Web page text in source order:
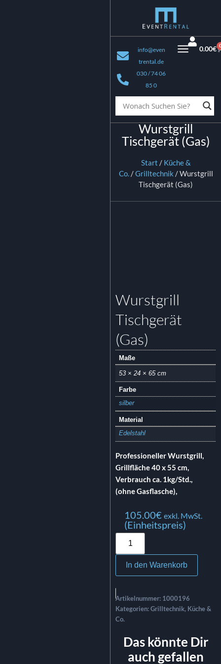
info@even
trental.de
030 / 74 06
85 0
0.00€
Wurstgrill
Tischgerät (Gas)
Start / Küche &
Co./Grilltechnik / Wurstgrill
Tischgerät (Gas)
Wurstgrill
Tischgerät
(Gas)
Maße
53 × 24 × 65 cm
Farbe
silber
Material
Edelstahl
Professioneller Wurstgrill,
Grillfläche 40 x 55 cm,
Verbrauch ca. 1kg/Std.,
(ohne Gasflasche),
105.00€ exkl. MwSt.
(Einheitspreis)
In den Warenkorb
Artikelnummer: 1000196
Kategorien: Grilltechnik, Küche &
Co.
Das könnte Dir
auch gefallen